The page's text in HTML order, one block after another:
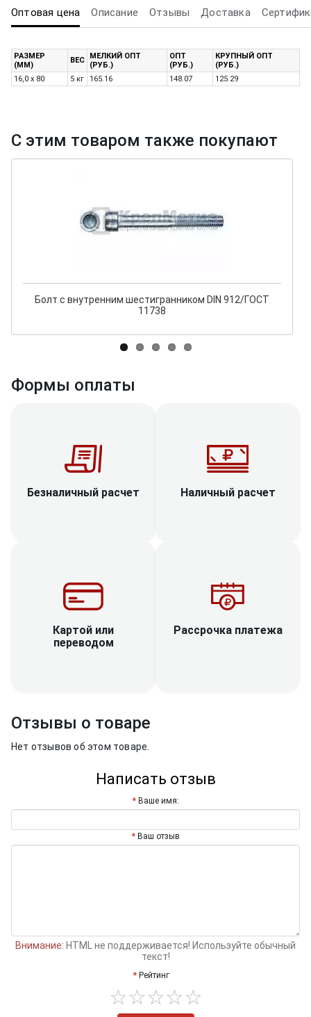
Оптовая цена Описание Отзывы Доставка
РАЗМЕР
(ММ)
ВЕС
МЕЛКИЙ ОПТ
(РУБ.)
ОПТ
(РУБ.)
КРУПНЫЙ ОПТ
(РУБ.)
16,0 x 80
5 кг 165.16 148.07 125.29
С этим товаром также покупают
Болт с внутренним шестигранником DIN 912/ГОСТ
11738
Формы оплаты
Безналичный расчет Наличный расчет
Картой или
переводом
Рассрочка платежа
Отзывы о товаре
Нет отзывов об этом товаре.
Написать отзыв
Ваше имя:
Ваш отзыв
Внимание: HTML не поддерживается! Используйте обычный
текст!
Рейтинг